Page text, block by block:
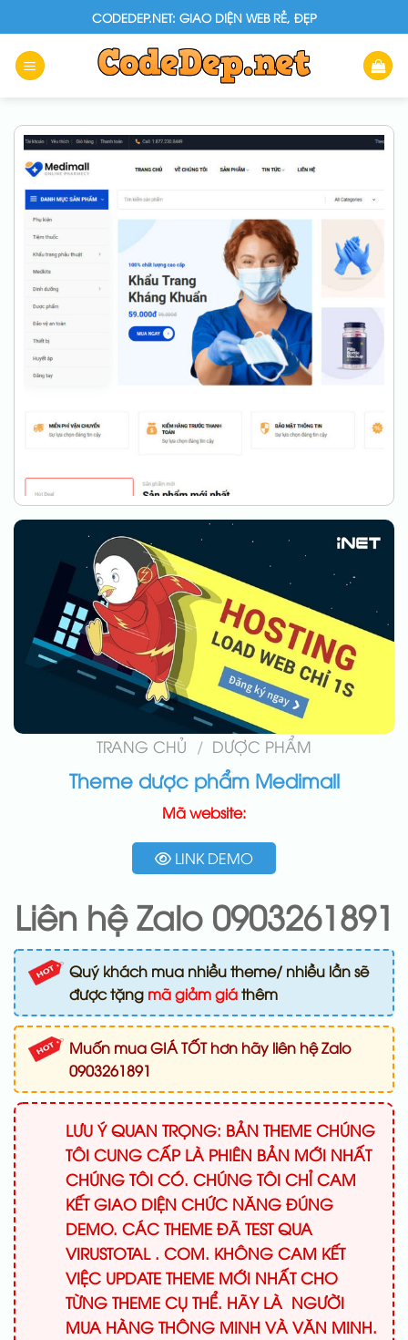
to
content
CODEDEP.NET: GIAO DIỆN WEB RẺ, ĐẸP
TRANG CHỦ / DƯỢC PHẨM
Theme dược phẩm Medimall
Mã website:
LINK DEMO
Liên hệ Zalo 0903261891
Quý khách mua nhiều theme/ nhiều lần sẽ
được tặng mã giảm giáthêm
Muốn mua GIÁ TỐT hơn hãy liên hệ Zalo
0903261891
LƯU Ý QUAN TRỌNG: BẢN THEME CHÚNG
TÔI CUNG CẤP LÀ PHIÊN BẢN MỚI NHẤT
CHÚNG TÔI CÓ. CHÚNG TÔI CHỈ CAM
KẾT GIAO DIỆN CHỨC NĂNG ĐÚNG
DEMO. CÁC THEME ĐÃ TEST QUA
VIRUSTOTAL . COM. KHÔNG CAM KẾT
VIỆC UPDATE THEME MỚI NHẤT CHO
TỪNG THEME CỤ THỂ. HÃY LÀ NGƯỜI
MUA HÀNG THÔNG MINH VÀ VĂN MINH.